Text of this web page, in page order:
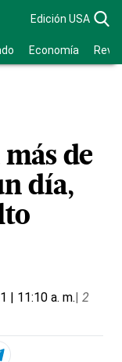
Edición USA
Economía
de
día,
| 11:10 a. m.| 2